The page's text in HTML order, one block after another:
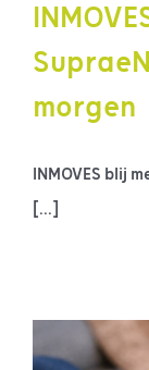
morgen
INMOVES blij
[...]